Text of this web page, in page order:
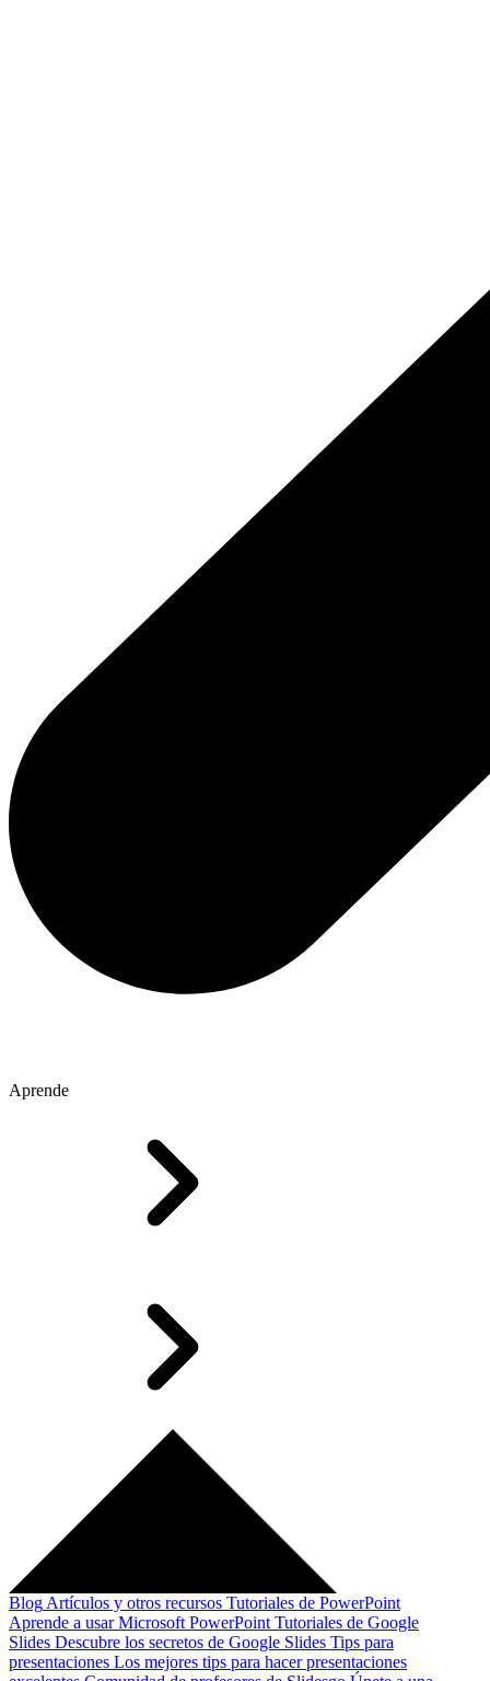
Aprende
Blog Artículos y otros recursos Tutoriales de PowerPoint
Aprende a usar Microsoft PowerPoint Tutoriales de Google
Slides Descubre los secretos de Google Slides Tips para
presentaciones Los mejores tips para hacer presentaciones